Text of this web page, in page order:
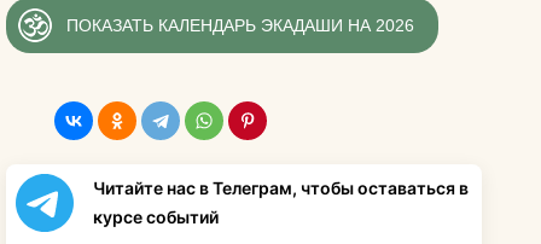
ПОКАЗАТЬ КАЛЕНДАРЬ ЭКАДАШИ НА 2026
Читайте нас в Телеграм, чтобы оставаться в
курсе событий